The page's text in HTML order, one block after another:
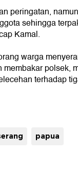
peringatan, namun
sehingga
Kamal.
warga
polsek,
terhadap
papua